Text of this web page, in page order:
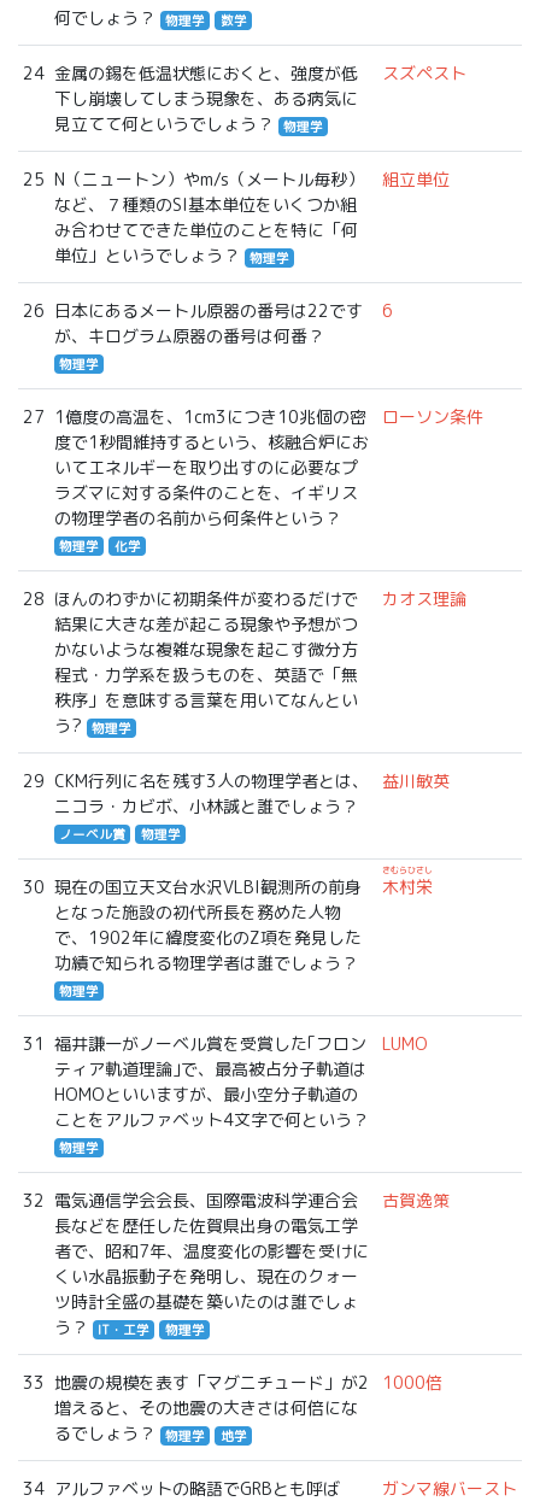
何でしょう？
物理学 数学
24 金属の錫を低温状態におくと、強度が低
下し崩壊してしまう現象を、ある病気に
見立てて何というでしょう？
物理学
スズペスト
25 N（ニュートン）やm/s（メートル毎秒）
など、７種類のSI基本単位をいくつか組
み合わせてできた単位のことを特に「何
単位」というでしょう？
物理学
組立単位
26 日本にあるメートル原器の番号は22です
が、キログラム原器の番号は何番？
物理学
6
27 1億度の高温を、1cm3につき10兆個の密
度で1秒間維持するという、核融合炉にお
いてエネルギーを取り出すのに必要なプ
ラズマに対する条件のことを、イギリス
の物理学者の名前から何条件という？
物理学 化学
ローソン条件
28 ほんのわずかに初期条件が変わるだけで
結果に大きな差が起こる現象や予想がつ
かないような複雑な現象を起こす微分方
程式・力学系を扱うものを、英語で「無
秩序」を意味する言葉を用いてなんとい
う?
物理学
カオス理論
29 CKM行列に名を残す3人の物理学者とは、
ニコラ・カビボ、小林誠と誰でしょう？
ノーベル賞 物理学
益川敏英
30 現在の国立天文台水沢VLBI観測所の前身
となった施設の初代所長を務めた人物
で、1902年に緯度変化のZ項を発見した
功績で知られる物理学者は誰でしょう？
物理学
木村栄
きむらひさし
31 福井謙一がノーベル賞を受賞した｢フロン
ティア軌道理論｣で、最高被占分子軌道は
HOMOといいますが、最小空分子軌道の
ことをアルファベット4文字で何という？
物理学
LUMO
32 電気通信学会会長、国際電波科学連合会
長などを歴任した佐賀県出身の電気工学
者で、昭和7年、温度変化の影響を受けに
くい水晶振動子を発明し、現在のクォー
ツ時計全盛の基礎を築いたのは誰でしょ
う？
IT・工学 物理学
古賀逸策
33 地震の規模を表す「マグニチュード」が2
増えると、その地震の大きさは何倍にな
るでしょう？
物理学 地学
1000倍
34 アルファベットの略語でGRBとも呼ば
ガンマ線バースト